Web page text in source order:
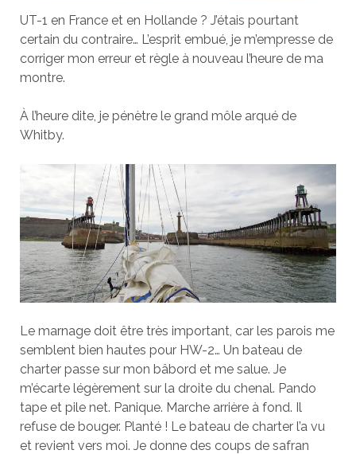
UT-1 en France et en Hollande ? J’étais pourtant
certain du contraire… L’esprit embué, je m’empresse de
corriger mon erreur et règle à nouveau l’heure de ma
montre.
À l’heure dite, je pénètre le grand môle arqué de
Whitby.
Le marnage doit être très important, car les parois me
semblent bien hautes pour HW-2… Un bateau de
charter passe sur mon bâbord et me salue. Je
m’écarte légèrement sur la droite du chenal. Pando
tape et pile net. Panique. Marche arrière à fond. Il
refuse de bouger. Planté ! Le bateau de charter l’a vu
et revient vers moi. Je donne des coups de safran